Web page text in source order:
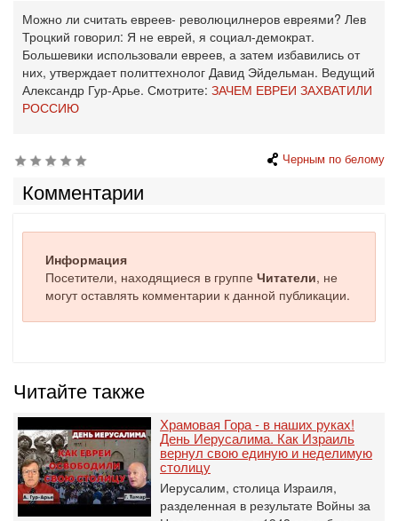
Можно ли считать евреев- революцилнеров евреями? Лев
Троцкий говорил: Я не еврей, я социал-демократ.
Большевики использовали евреев, а затем избавились от
них, утверждает политтехнолог Давид Эйдельман. Ведущий
Александр Гур-Арье. Смотрите: ЗАЧЕМ ЕВРЕИ ЗАХВАТИЛИ
РОССИЮ
Черным по белому
Комментарии
Информация
Посетители, находящиеся в группе Читатели, не
могут оставлять комментарии к данной публикации.
Читайте также
Храмовая Гора - в наших руках!
День Иерусалима. Как Израиль
вернул свою единую и неделимую
столицу
Иерусалим, столица Израиля,
разделенная в результате Войны за